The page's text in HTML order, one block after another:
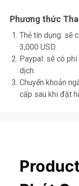
Phương thức
Thẻ tín dụng: sẽ
3,000 USD.
Paypal: sẽ có
dịch.
Chuyển khoản
cấp sau khi đặt